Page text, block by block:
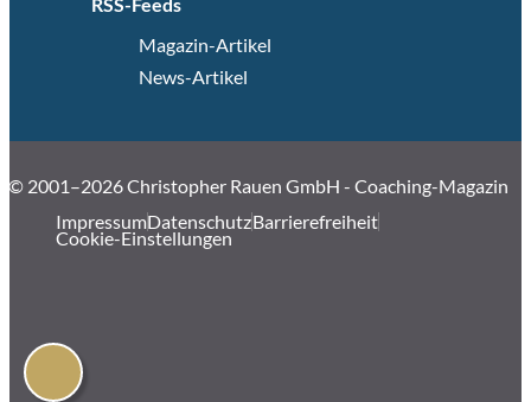
Magazin-Artikel
News-Artikel
© 2001–2026 Christopher Rauen GmbH - Coaching-Magazin
ImpressumDatenschutzBarrierefreiheit
Cookie-Einstellungen